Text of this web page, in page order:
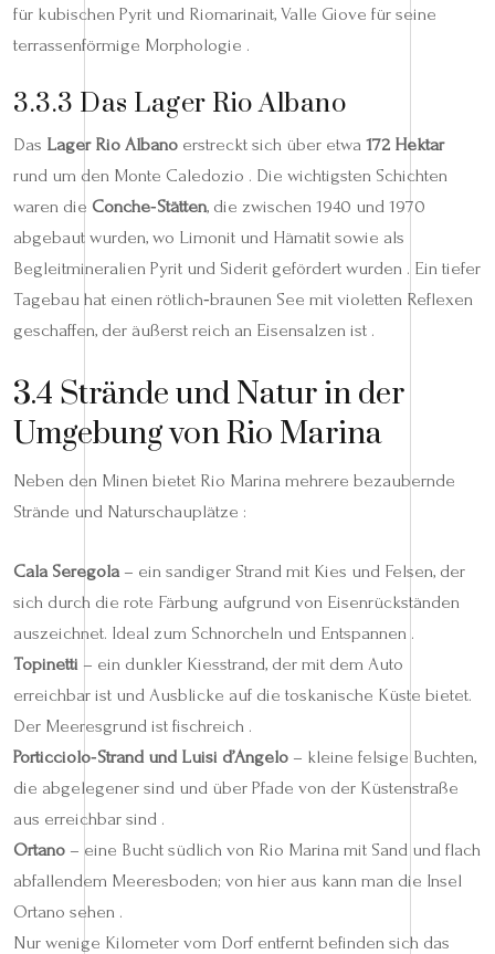
für kubischen Pyrit und Riomarinait, Valle Giove für seine
terrassenförmige Morphologie .
3.3.3 Das Lager Rio Albano
Das Lager Rio Albano erstreckt sich über etwa 172 Hektar
rund um den Monte Caledozio . Die wichtigsten Schichten
waren die Conche‑Stätten, die zwischen 1940 und 1970
abgebaut wurden, wo Limonit und Hämatit sowie als
Begleitmineralien Pyrit und Siderit gefördert wurden . Ein tiefer
Tagebau hat einen rötlich‑braunen See mit violetten Reflexen
geschaffen, der äußerst reich an Eisensalzen ist .
3.4 Strände und Natur in der
Umgebung von Rio Marina
Neben den Minen bietet Rio Marina mehrere bezaubernde
Strände und Naturschauplätze :
Cala Seregola– ein sandiger Strand mit Kies und Felsen, der
sich durch die rote Färbung aufgrund von Eisenrückständen
auszeichnet. Ideal zum Schnorcheln und Entspannen .
Topinetti – ein dunkler Kiesstrand, der mit dem Auto
erreichbar ist und Ausblicke auf die toskanische Küste bietet.
Der Meeresgrund ist fischreich .
Porticciolo‑Strand und Luisi d’Angelo – kleine felsige Buchten,
die abgelegener sind und über Pfade von der Küstenstraße
aus erreichbar sind .
Ortano – eine Bucht südlich von Rio Marina mit Sand und flach
abfallendem Meeresboden; von hier aus kann man die Insel
Ortano sehen .
Nur wenige Kilometer vom Dorf entfernt befinden sich das